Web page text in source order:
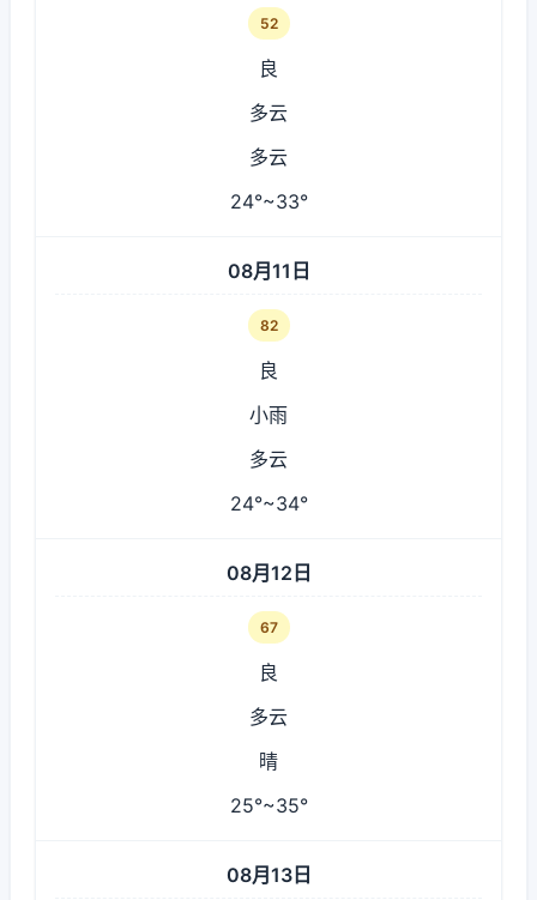
52
良
多云
多云
24°~33°
08月11日
82
良
小雨
多云
24°~34°
08月12日
67
良
多云
晴
25°~35°
08月13日